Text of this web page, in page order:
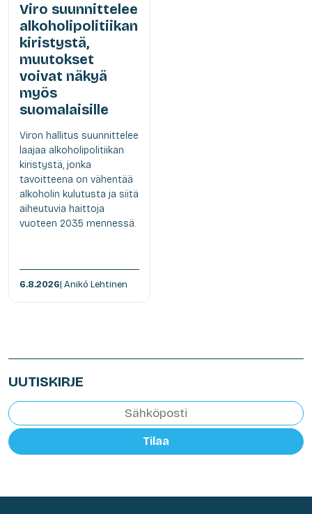
Viro suunnittelee
alkoholipolitiikan
kiristystä,
muutokset
voivat näkyä
myös
suomalaisille
Viron hallitus suunnittelee
laajaa alkoholipolitiikan
kiristystä, jonka
tavoitteena on vähentää
alkoholin kulutusta ja siitä
aiheutuvia haittoja
vuoteen 2035 mennessä.
6.8.2026| Anikó Lehtinen
UUTISKIRJE
Tilaa